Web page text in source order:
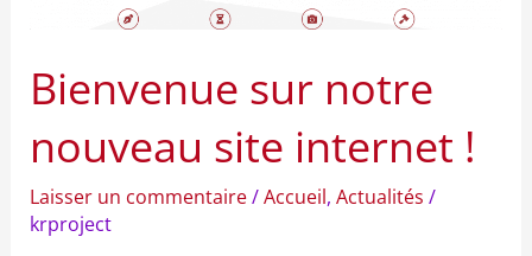
Bienvenue sur notre
nouveau site internet !
Laisser un commentaire/Accueil, Actualités /
krproject